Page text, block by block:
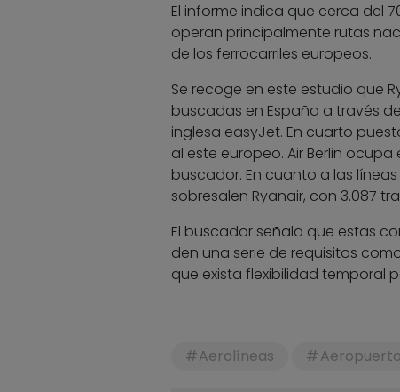
El informe indica que cerca del
operan principalmente rutas
de los ferrocarriles europeos.
Se recoge en este estudio que
buscadas en España a través
inglesa easyJet. En cuarto
al este europeo. Air Berlin
buscador. En cuanto a las
sobresalen Ryanair, con 3.087
El buscador señala que estas
den una serie de requisitos
que exista flexibilidad temporal
Aerolíneas